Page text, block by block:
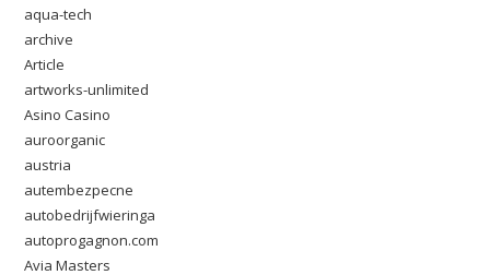
aqua-tech
archive
Article
artworks-unlimited
Asino Casino
auroorganic
austria
autembezpecne
autobedrijfwieringa
autoprogagnon.com
Avia Masters